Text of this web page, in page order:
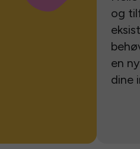
og
en
dine